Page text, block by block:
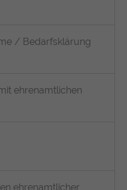
/ Bedarfsklärung
ehrenamtlichen
ehrenamtlicher